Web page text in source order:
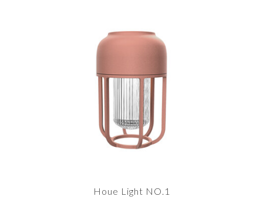
Houe Light NO.1